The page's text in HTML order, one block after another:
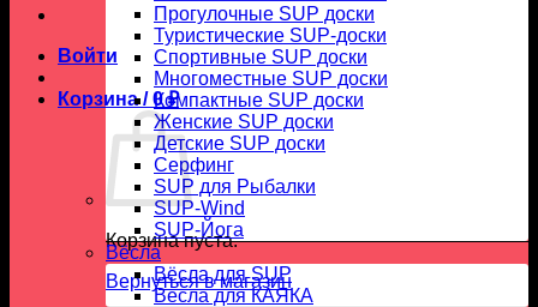
Войти
Корзина /0₽
Корзина пуста.
Вернуться в магазин
Прогулочные SUP доски
Туристические SUP-доски
Спортивные SUP доски
Многоместные SUP доски
Компактные SUP доски
Женские SUP доски
Детские SUP доски
Серфинг
SUP для Рыбалки
SUP-Wind
SUP-Йога
Вёсла
Вёсла для SUP
Весла для КАЯКА